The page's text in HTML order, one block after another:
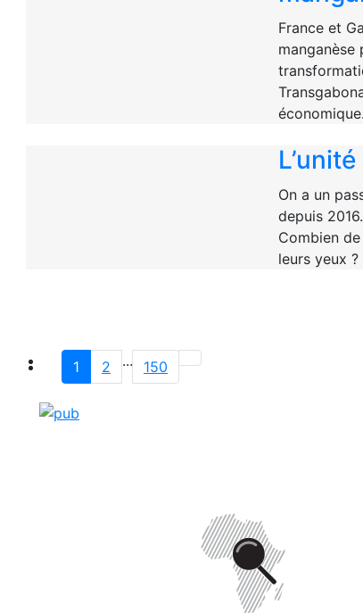
France et
manganèse
économique.
On a un
depuis
Combien
leurs yeux
1
2 ... 150